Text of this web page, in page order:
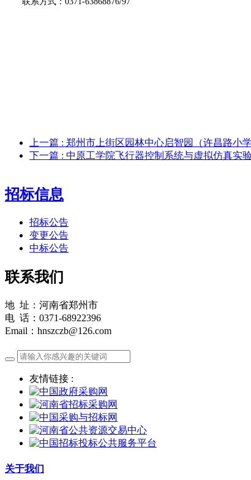
上一篇 : 郑州市上街区园林中心启智园（许昌路小
下一篇 : 中原工学院飞行器控制系统与虚拟仿真实
招标信息
招标公告
变更公告
中标公告
联系我们
地 址：河南省郑州市
电 话：0371-68922396
Email：hnszczb@126.com
友情链接 :
关于我们